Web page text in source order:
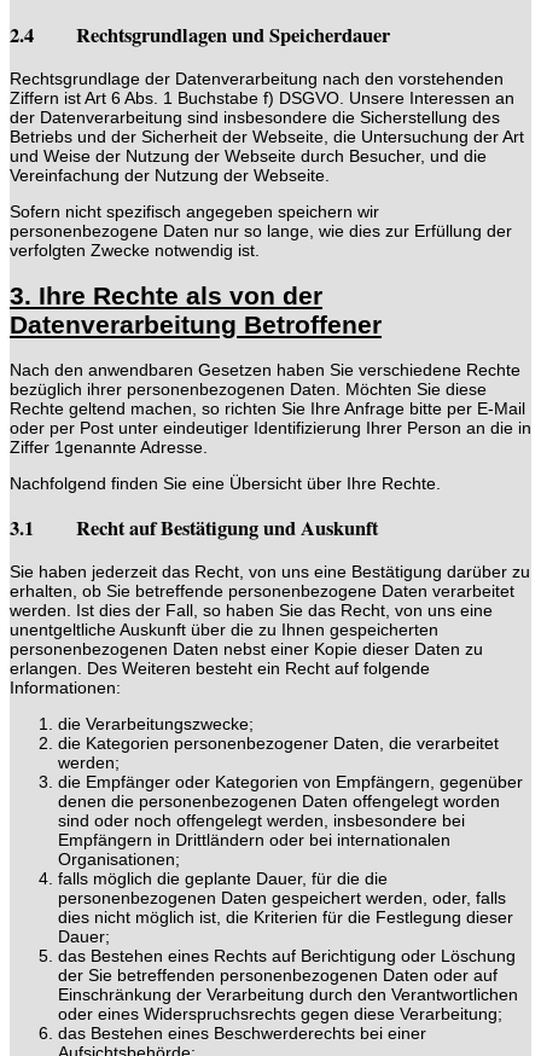
2.4 Rechtsgrundlagen und Speicherdauer
Rechtsgrundlage der Datenverarbeitung nach den vorstehenden
Ziffern ist Art 6 Abs. 1 Buchstabe f) DSGVO. Unsere Interessen an
der Datenverarbeitung sind insbesondere die Sicherstellung des
Betriebs und der Sicherheit der Webseite, die Untersuchung der Art
und Weise der Nutzung der Webseite durch Besucher, und die
Vereinfachung der Nutzung der Webseite.
Sofern nicht spezifisch angegeben speichern wir
personenbezogene Daten nur so lange, wie dies zur Erfüllung der
verfolgten Zwecke notwendig ist.
3. Ihre Rechte als von der
Datenverarbeitung Betroffener
Nach den anwendbaren Gesetzen haben Sie verschiedene Rechte
bezüglich ihrer personenbezogenen Daten. Möchten Sie diese
Rechte geltend machen, so richten Sie Ihre Anfrage bitte per E-Mail
oder per Post unter eindeutiger Identifizierung Ihrer Person an die in
Ziffer 1genannte Adresse.
Nachfolgend finden Sie eine Übersicht über Ihre Rechte.
3.1 Recht auf Bestätigung und Auskunft
Sie haben jederzeit das Recht, von uns eine Bestätigung darüber zu
erhalten, ob Sie betreffende personenbezogene Daten verarbeitet
werden. Ist dies der Fall, so haben Sie das Recht, von uns eine
unentgeltliche Auskunft über die zu Ihnen gespeicherten
personenbezogenen Daten nebst einer Kopie dieser Daten zu
erlangen. Des Weiteren besteht ein Recht auf folgende
Informationen:
die Verarbeitungszwecke;
die Kategorien personenbezogener Daten, die verarbeitet
werden;
die Empfänger oder Kategorien von Empfängern, gegenüber
denen die personenbezogenen Daten offengelegt worden
sind oder noch offengelegt werden, insbesondere bei
Empfängern in Drittländern oder bei internationalen
Organisationen;
falls möglich die geplante Dauer, für die die
personenbezogenen Daten gespeichert werden, oder, falls
dies nicht möglich ist, die Kriterien für die Festlegung dieser
Dauer;
das Bestehen eines Rechts auf Berichtigung oder Löschung
der Sie betreffenden personenbezogenen Daten oder auf
Einschränkung der Verarbeitung durch den Verantwortlichen
oder eines Widerspruchsrechts gegen diese Verarbeitung;
das Bestehen eines Beschwerderechts bei einer